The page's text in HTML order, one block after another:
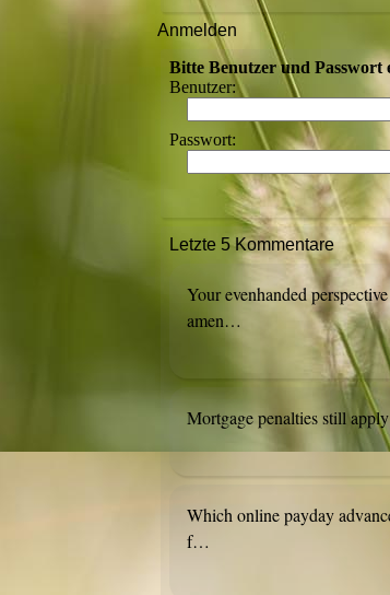
Anmelden
Bitte Benutzer und Passwort
Benutzer:
Passwort:
Letzte 5 Kommentare
Your evenhanded
amen…
Mortgage penalties still
Which online payday
f…